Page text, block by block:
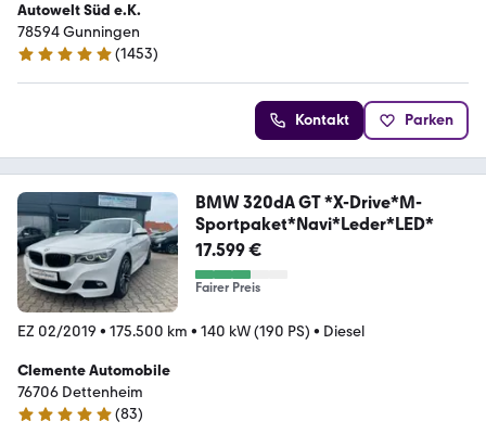
Autowelt Süd e.K.
78594 Gunningen
4.9 Sterne
(1453)
Kontakt Parken
BMW 320dA GT *X-Drive*M-
Sportpaket*Navi*Leder*LED*
17.599 €
Fairer Preis
EZ 02/2019 • 175.500 km • 140 kW (190 PS) • Diesel
Clemente Automobile
76706 Dettenheim
4.8 Sterne
(83)